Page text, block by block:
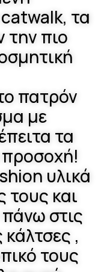
τα
την πιο
πατρόν
με
τα
υλικά
τους και
στις
κάλτσες ,
τους